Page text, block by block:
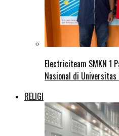
Electriciteam SMKN 1
Nasional di Universitas
RELIGI